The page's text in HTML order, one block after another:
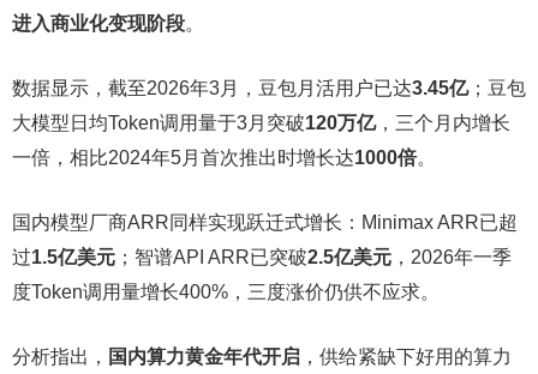
进入商业化变现阶段。
数据显示，截至2026年3月，豆包月活用户已达3.45亿；豆包
大模型日均Token调用量于3月突破120万亿，三个月内增长
一倍，相比2024年5月首次推出时增长达1000倍。
国内模型厂商ARR同样实现跃迁式增长：Minimax ARR已超
过1.5亿美元 ；智谱API ARR已突破2.5亿美元 ，2026年一季
度Token调用量增长400%，三度涨价仍供不应求。
分析指出， 国内算力黄金年代开启 ，供给紧缺下好用的算力